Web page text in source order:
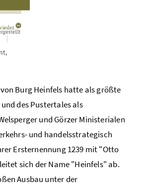
Burg Heinfels hatte als größte
des Pustertales als
und Görzer Ministerialen
und handelsstrategisch
Ersternennung 1239 mit "Otto
sich der Name "Heinfels" ab.
Ausbau unter der